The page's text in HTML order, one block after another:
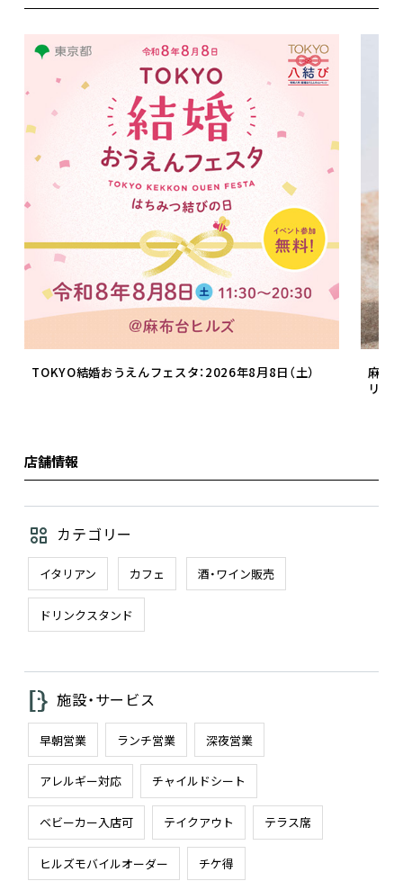
TOKYO結婚おうえんフェスタ：2026年8月8日（土）
麻布
リン
店舗情報
カテゴリー
イタリアン カフェ 酒・ワイン販売
ドリンクスタンド
施設・サービス
早朝営業 ランチ営業 深夜営業
アレルギー対応 チャイルドシート
ベビーカー入店可 テイクアウト テラス席
ヒルズモバイルオーダー チケ得